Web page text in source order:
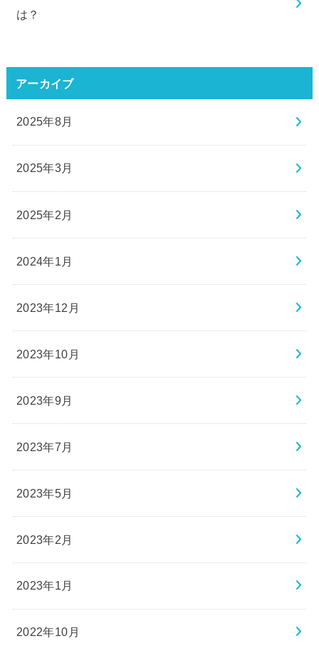
は？
アーカイブ
2025年8月
2025年3月
2025年2月
2024年1月
2023年12月
2023年10月
2023年9月
2023年7月
2023年5月
2023年2月
2023年1月
2022年10月